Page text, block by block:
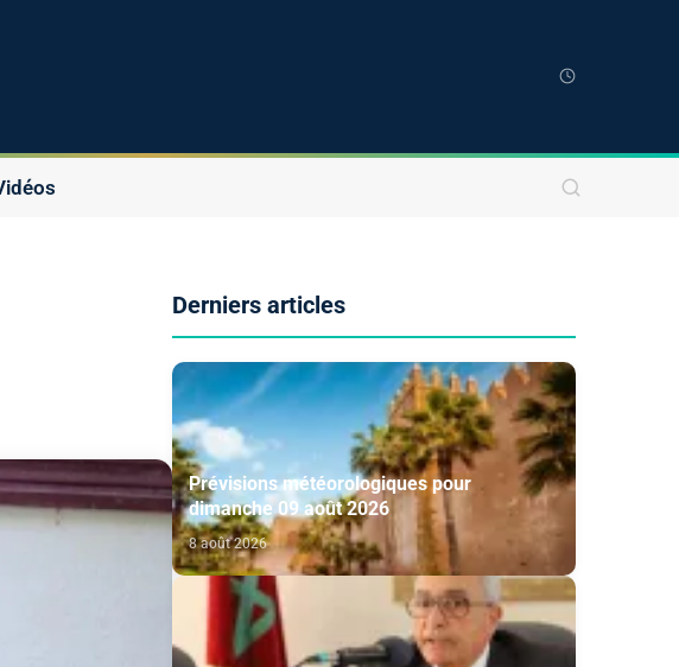
Derniers articles
Prévisions météorologiques pour
dimanche 09 août 2026
8 août 2026